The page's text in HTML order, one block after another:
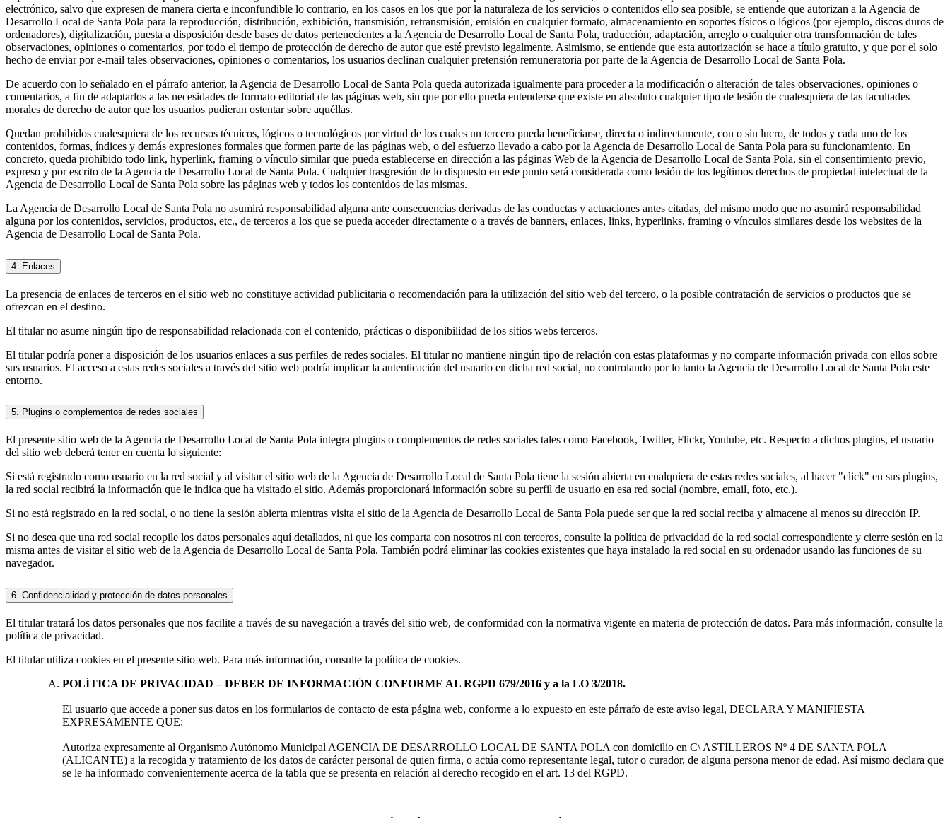
electrónico, salvo que expresen de manera cierta e inconfundible lo contrario, en los casos en los que por la naturaleza de los servicios o contenidos ello sea posible, se entiende que autorizan a la Agencia de
Desarrollo Local de Santa Pola para la reproducción, distribución, exhibición, transmisión, retransmisión, emisión en cualquier formato, almacenamiento en soportes físicos o lógicos (por ejemplo, discos duros de
ordenadores), digitalización, puesta a disposición desde bases de datos pertenecientes a la Agencia de Desarrollo Local de Santa Pola, traducción, adaptación, arreglo o cualquier otra transformación de tales
observaciones, opiniones o comentarios, por todo el tiempo de protección de derecho de autor que esté previsto legalmente. Asimismo, se entiende que esta autorización se hace a título gratuito, y que por el solo
hecho de enviar por e-mail tales observaciones, opiniones o comentarios, los usuarios declinan cualquier pretensión remuneratoria por parte de la Agencia de Desarrollo Local de Santa Pola.
De acuerdo con lo señalado en el párrafo anterior, la Agencia de Desarrollo Local de Santa Pola queda autorizada igualmente para proceder a la modificación o alteración de tales observaciones, opiniones o
comentarios, a fin de adaptarlos a las necesidades de formato editorial de las páginas web, sin que por ello pueda entenderse que existe en absoluto cualquier tipo de lesión de cualesquiera de las facultades
morales de derecho de autor que los usuarios pudieran ostentar sobre aquéllas.
Quedan prohibidos cualesquiera de los recursos técnicos, lógicos o tecnológicos por virtud de los cuales un tercero pueda beneficiarse, directa o indirectamente, con o sin lucro, de todos y cada uno de los
contenidos, formas, índices y demás expresiones formales que formen parte de las páginas web, o del esfuerzo llevado a cabo por la Agencia de Desarrollo Local de Santa Pola para su funcionamiento. En
concreto, queda prohibido todo link, hyperlink, framing o vínculo similar que pueda establecerse en dirección a las páginas Web de la Agencia de Desarrollo Local de Santa Pola, sin el consentimiento previo,
expreso y por escrito de la Agencia de Desarrollo Local de Santa Pola. Cualquier trasgresión de lo dispuesto en este punto será considerada como lesión de los legítimos derechos de propiedad intelectual de la
Agencia de Desarrollo Local de Santa Pola sobre las páginas web y todos los contenidos de las mismas.
La Agencia de Desarrollo Local de Santa Pola no asumirá responsabilidad alguna ante consecuencias derivadas de las conductas y actuaciones antes citadas, del mismo modo que no asumirá responsabilidad
alguna por los contenidos, servicios, productos, etc., de terceros a los que se pueda acceder directamente o a través de banners, enlaces, links, hyperlinks, framing o vínculos similares desde los websites de la
Agencia de Desarrollo Local de Santa Pola.
4. Enlaces
La presencia de enlaces de terceros en el sitio web no constituye actividad publicitaria o recomendación para la utilización del sitio web del tercero, o la posible contratación de servicios o productos que se
ofrezcan en el destino.
El titular no asume ningún tipo de responsabilidad relacionada con el contenido, prácticas o disponibilidad de los sitios webs terceros.
El titular podría poner a disposición de los usuarios enlaces a sus perfiles de redes sociales. El titular no mantiene ningún tipo de relación con estas plataformas y no comparte información privada con ellos sobre
sus usuarios. El acceso a estas redes sociales a través del sitio web podría implicar la autenticación del usuario en dicha red social, no controlando por lo tanto la Agencia de Desarrollo Local de Santa Pola este
entorno.
5. Plugins o complementos de redes sociales
El presente sitio web de la Agencia de Desarrollo Local de Santa Pola integra plugins o complementos de redes sociales tales como Facebook, Twitter, Flickr, Youtube, etc. Respecto a dichos plugins, el usuario
del sitio web deberá tener en cuenta lo siguiente:
Si está registrado como usuario en la red social y al visitar el sitio web de la Agencia de Desarrollo Local de Santa Pola tiene la sesión abierta en cualquiera de estas redes sociales, al hacer "click" en sus plugins,
la red social recibirá la información que le indica que ha visitado el sitio. Además proporcionará información sobre su perfil de usuario en esa red social (nombre, email, foto, etc.).
Si no está registrado en la red social, o no tiene la sesión abierta mientras visita el sitio de la Agencia de Desarrollo Local de Santa Pola puede ser que la red social reciba y almacene al menos su dirección IP.
Si no desea que una red social recopile los datos personales aquí detallados, ni que los comparta con nosotros ni con terceros, consulte la política de privacidad de la red social correspondiente y cierre sesión en la
misma antes de visitar el sitio web de la Agencia de Desarrollo Local de Santa Pola. También podrá eliminar las cookies existentes que haya instalado la red social en su ordenador usando las funciones de su
navegador.
6. Confidencialidad y protección de datos personales
El titular tratará los datos personales que nos facilite a través de su navegación a través del sitio web, de conformidad con la normativa vigente en materia de protección de datos. Para más información, consulte la
política de privacidad.
El titular utiliza cookies en el presente sitio web. Para más información, consulte la política de cookies.
POLÍTICA DE PRIVACIDAD – DEBER DE INFORMACIÓN CONFORME AL RGPD 679/2016 y a la LO 3/2018.
El usuario que accede a poner sus datos en los formularios de contacto de esta página web, conforme a lo expuesto en este párrafo de este aviso legal, DECLARA Y MANIFIESTA
EXPRESAMENTE QUE:
Autoriza expresamente al Organismo Autónomo Municipal AGENCIA DE DESARROLLO LOCAL DE SANTA POLA con domicilio en C\ ASTILLEROS Nº 4 DE SANTA POLA
(ALICANTE) a la recogida y tratamiento de los datos de carácter personal de quien firma, o actúa como representante legal, tutor o curador, de alguna persona menor de edad. Así mismo declara que
se le ha informado convenientemente acerca de la tabla que se presenta en relación al derecho recogido en el art. 13 del RGPD.